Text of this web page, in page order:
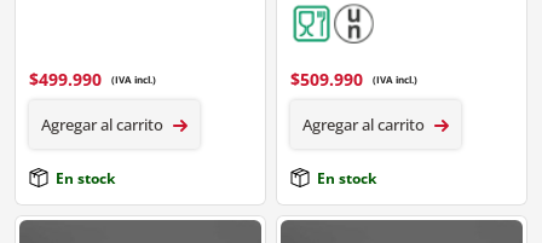
$499.990 (IVA incl.)
Agregar al carrito
En stock
$509.990 (IVA incl.)
Agregar al carrito
En stock